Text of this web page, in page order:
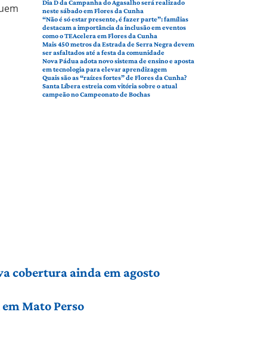
Dia D da Campanha do Agasalho será realizado
neste sábado em Flores da Cunha
“Não é só estar presente, é fazer parte”: famílias
destacam a importância da inclusão em eventos
como o TEAcelera em Flores da Cunha
Mais 450 metros da Estrada de Serra Negra devem
ser asfaltados até a festa da comunidade
Nova Pádua adota novo sistema de ensino e aposta
em tecnologia para elevar aprendizagem
Quais são as “raízes fortes” de Flores da Cunha?
Santa Líbera estreia com vitória sobre o atual
campeão no Campeonato de Bochas
cobertura ainda em agosto
Mato Perso